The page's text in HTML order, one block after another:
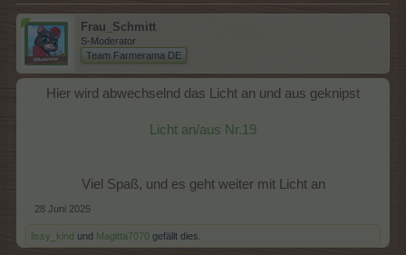
Frau_Schmitt
S-Moderator
Team Farmerama DE
Hier wird abwechselnd das Licht an und aus geknipst
Licht an/aus Nr.19
Viel Spaß, und es geht weiter mit Licht an​
28 Juni 2025
lissy_kind und Magitta7070 gefällt dies.